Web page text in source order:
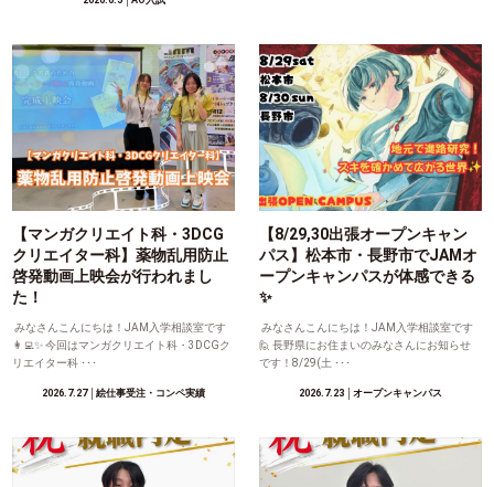
【マンガクリエイト科・3DCG
クリエイター科】薬物乱用防止
啓発動画上映会が行われまし
た！
みなさんこんにちは！JAM入学相談室です
👩‍💻✨ 今回はマンガクリエイト科・3DCGク
リエイター科 ･･･
2026.7.27│絵仕事受注・コンペ実績
【8/29,30出張オープンキャン
パス】松本市・長野市でJAMオ
ープンキャンパスが体感できる
✨
みなさんこんにちは！JAM入学相談室です
🙋 長野県にお住まいのみなさんにお知らせ
です！8/29(土 ･･･
2026.7.23 │オープンキャンパス